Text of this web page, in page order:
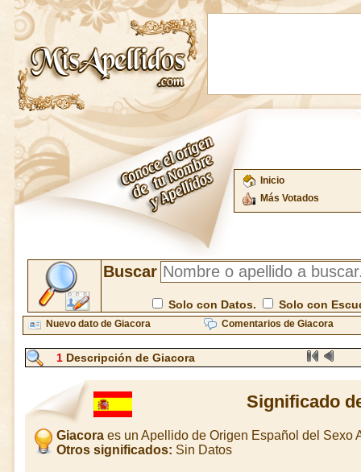
Inicio
Más Votados
Buscar
Solo con Datos. Solo con
Nuevo dato de Giacora Comentarios de Giacora
1 Descripción de Giacora
Significado
Giacoraes un Apellido de Origen Español del Sexo
Otros significados: Sin Datos